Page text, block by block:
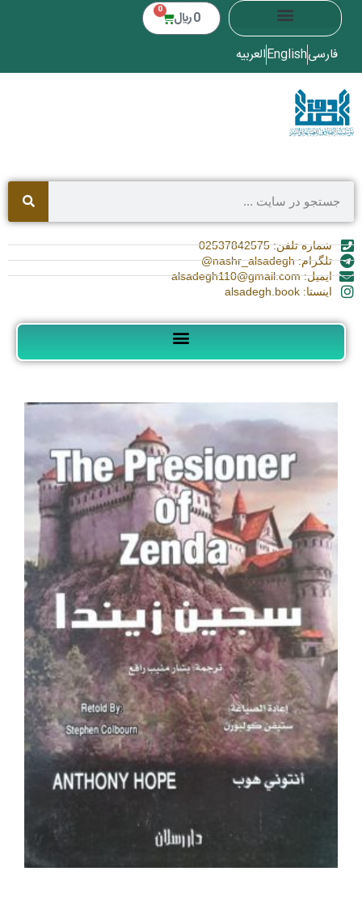
0 ﷼ 0
فارسیEnglishالعربیه
شماره تلفن: 02537842575
تلگرام: nashr_alsadegh@
ایمیل: alsadegh110@gmail.com
اینستا: alsadegh.book